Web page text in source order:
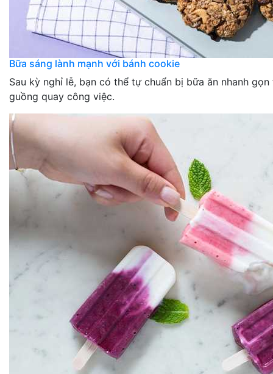
Bữa sáng lành mạnh với bánh cookie
Sau kỳ nghỉ lễ, bạn có thể tự chuẩn bị bữa ăn nhanh
guồng quay công việc.